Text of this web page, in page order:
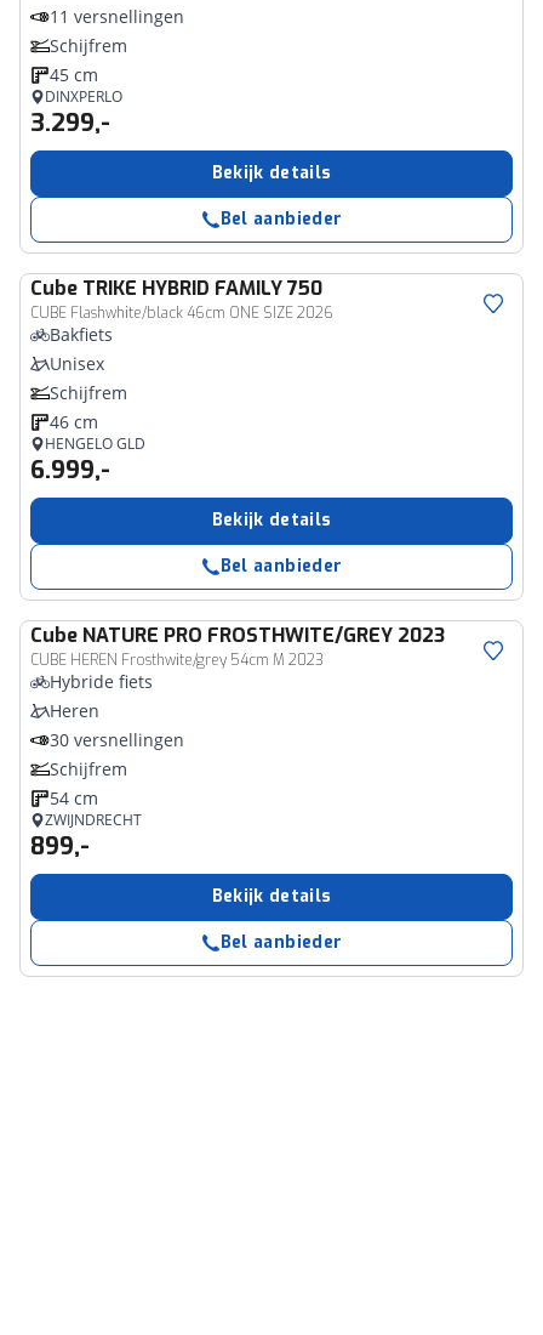
11 versnellingen
Schijfrem
45 cm
DINXPERLO
3.299,-
Bekijk details
Bel aanbieder
Cube TRIKE HYBRID FAMILY 750
CUBE Flashwhite/black 46cm ONE SIZE 2026
Bakfiets
Unisex
Schijfrem
46 cm
HENGELO GLD
6.999,-
Bekijk details
Bel aanbieder
Cube NATURE PRO FROSTHWITE/GREY 2023
CUBE HEREN Frosthwite/grey 54cm M 2023
Hybride fiets
Heren
30 versnellingen
Schijfrem
54 cm
ZWIJNDRECHT
899,-
Bekijk details
Bel aanbieder